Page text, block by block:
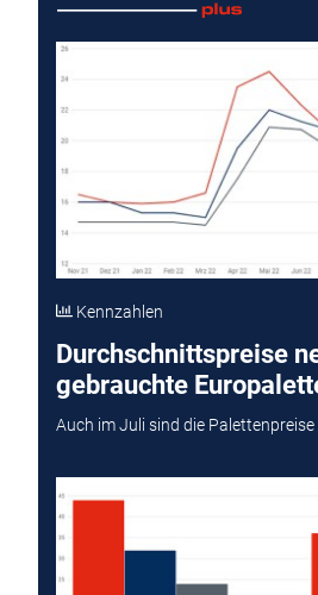
Kennzahlen
Durchschnittspreise
gebrauchte
Auch im Juli sind die Palettenpreise